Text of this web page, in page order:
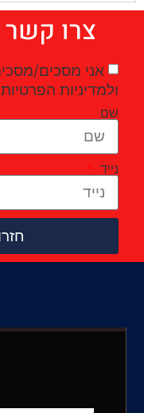
צרו קשר
אני מסכים/
ולמדיניות
שם
נייד